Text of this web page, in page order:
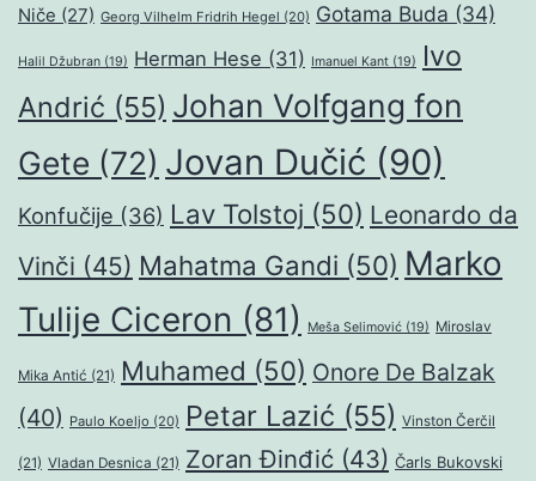
Niče (27) Georg Vilhelm Fridrih Hegel (20) Gotama Buda (34)
Halil Džubran (19) Herman Hese (31) Imanuel Kant (19)
Ivo
Andrić (55) Johan Volfgang fon
Gete (72) Jovan Dučić (90)
Konfučije (36) Lav Tolstoj (50) Leonardo da
Vinči (45) Mahatma Gandi (50) Marko
Tulije Ciceron (81) Meša Selimović (19) Miroslav
Mika Antić (21) Muhamed (50) Onore De Balzak
(40) Paulo Koeljo (20) Petar Lazić (55) Vinston Čerčil
(21) Vladan Desnica (21) Zoran Đinđić (43) Čarls Bukovski